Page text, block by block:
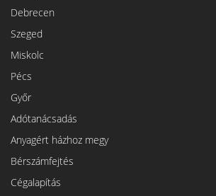
Debrecen
Szeged
Miskolc
Pécs
Győr
Adótanácsadás
Anyagért házhoz megy
Bérszámfejtés
Cégalapítás